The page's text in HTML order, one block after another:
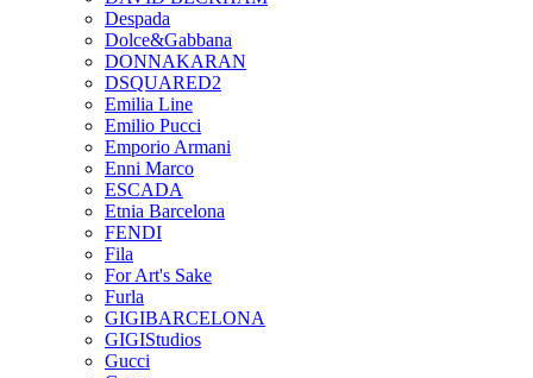
Despada
Dolce&Gabbana
DONNAKARAN
DSQUARED2
Emilia Line
Emilio Pucci
Emporio Armani
Enni Marco
ESCADA
Etnia Barcelona
FENDI
Fila
For Art's Sake
Furla
GIGIBARCELONA
GIGIStudios
Gucci